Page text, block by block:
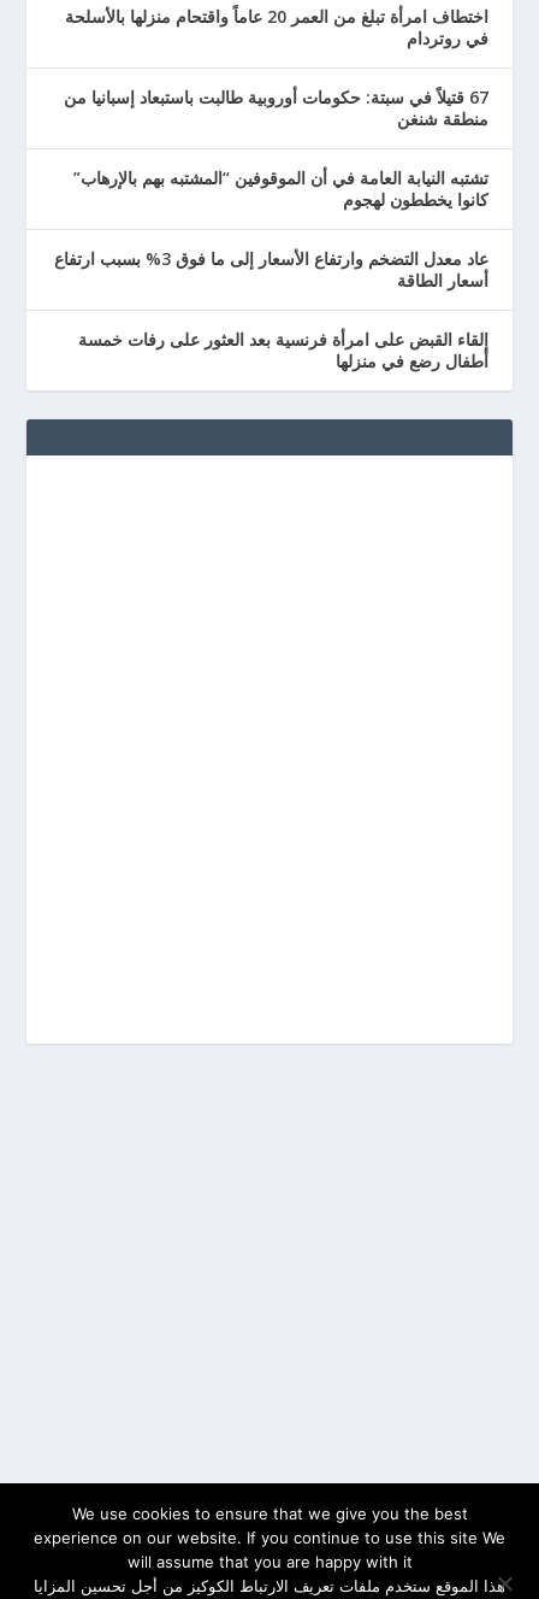
اختطاف امرأة تبلغ من العمر 20 عاماً واقتحام منزلها بالأسلحة
في روتردام
67 قتيلاً في سبتة: حكومات أوروبية طالبت باستبعاد إسبانيا من
منطقة شنغن
تشتبه النيابة العامة في أن الموقوفين “المشتبه بهم بالإرهاب”
كانوا يخططون لهجوم
عاد معدل التضخم وارتفاع الأسعار إلى ما فوق 3% بسبب ارتفاع
أسعار الطاقة
إلقاء القبض على امرأة فرنسية بعد العثور على رفات خمسة
أطفال رضع في منزلها
We use cookies to ensure that we give you the best
experience on our website. If you continue to use this site We
will assume that you are happy with it
هذا الموقع ستخدم ملفات تعريف الارتباط الكوكيز من أجل تحسين المزايا